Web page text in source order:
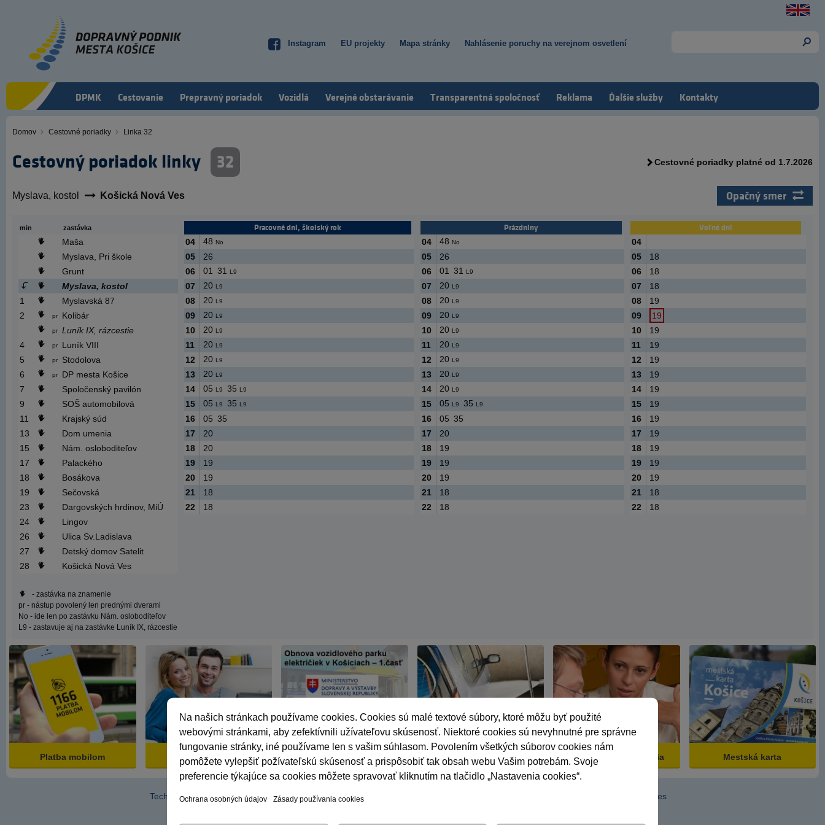
Top
Instagram EU projekty Mapa stránky Nahlásenie poruchy na verejnom osvetlení
DPMK Cestovanie Prepravný poriadok Vozidlá Verejné obstarávanie Transparentná spoločnosť Reklama Ďalšie služby Kontakty
Domov Cestovné poriadky Linka 32
Cestovný poriadok linky 32 Cestovné poriadky platné od 1.7.2026
Na našich stránkach používame cookies. Cookies sú malé textové súbory, ktoré môžu byť použité
webovými stránkami, aby zefektívnili užívateľovu skúsenosť. Niektoré cookies sú nevyhnutné pre správne
fungovanie stránky, iné používame len s vašim súhlasom. Povolením všetkých súborov cookies nám
pomôžete vylepšiť požívateľskú skúsenosť a prispôsobiť tak obsah webu Vašim potrebám. Svoje
preferencie týkajúce sa cookies môžete spravovať kliknutím na tlačidlo „Nastavenia cookies“.
Ochrana osobných údajov Zásady používania cookies
Myslava, kostol Košická Nová Ves Opačný smer
min zastávka
Maša
Myslava, Pri škole
Grunt
Myslava, kostol
1
Myslavská 87
2
pr Kolibár
pr
Luník IX, rázcestie
4
pr
Luník VIII
5
pr
Stodolova
6
pr
DP mesta Košice
7
Spoločenský pavilón
9
SOŠ automobilová
11
Krajský súd
13
Dom umenia
15
Nám. osloboditeľov
17
Palackého
18
Bosákova
19
Sečovská
23
Dargovských hrdinov, MiÚ
24
Lingov
26
Ulica Sv.Ladislava
27
Detský domov Satelit
28
Košická Nová Ves
Pracovné dni, školský rok
04 48 No
05
26
06
01 31 L9
07 20 L9
08 20 L9
09 20 L9
10 20 L9
11 20 L9
12 20 L9
13 20 L9
14 05 L9 35 L9
15 05 L9 35 L9
16 05 35
17
20
18
20
19
19
20
19
21
18
22
18
Prázdniny
04 48 No
05
26
06
01 31 L9
07 20 L9
08 20 L9
09 20 L9
10 20 L9
11 20 L9
12 20 L9
13 20 L9
14 20 L9
15 05 L9 35 L9
16 05 35
17
20
18
19
19
19
20
19
21
18
22
18
Voľné dni
04
05
18
06
18
07
18
08
19
09
19
10
19
11
19
12
19
13
19
14
19
15
19
16
19
17
19
18
19
19
19
20
19
21
18
22
18
- zastávka na znamenie
pr - nástup povolený len prednými dverami
No - ide len po zastávku Nám. osloboditeľov
L9 - zastavuje aj na zastávke Luník IX, rázcestie
Platba mobilom ePCL lístok Obnova električiek v Umývacie centrum Dopravná psychológia Mestská karta
Technická podpora Správca obsahu Vyhlásenie o prístupnosti Zásady používania cookies